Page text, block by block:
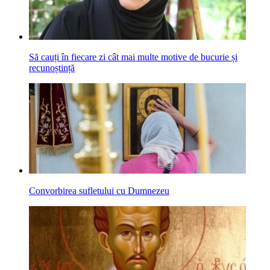
Să cauți în fiecare zi cât mai multe motive de bucurie și
recunoștință
Convorbirea sufletului cu Dumnezeu